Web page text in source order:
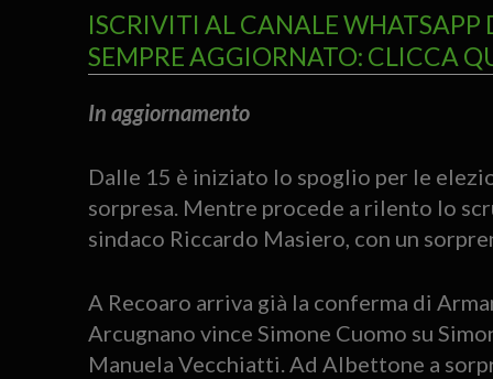
ISCRIVITI AL CANALE WHATSAPP
SEMPRE AGGIORNATO: CLICCA
In aggiornamento
Dalle 15 è iniziato lo spoglio per le
sorpresa. Mentre procede a rilento lo
sindaco Riccardo Masiero, con un
A Recoaro arriva già la conferma di
Arcugnano vince Simone Cuomo su
Manuela Vecchiatti. Ad Albettone a